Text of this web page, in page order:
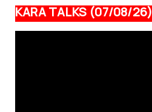
KARA TALKS (07/08/26)